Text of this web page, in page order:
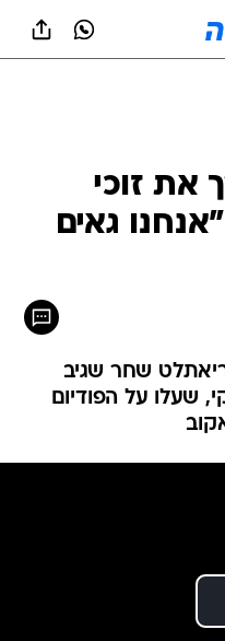
את זוכי
גאים
שחר שגיב
שעלו על הפודיום